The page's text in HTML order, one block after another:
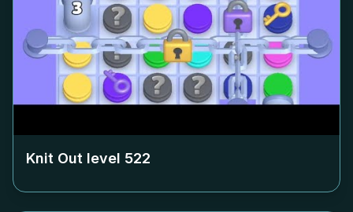
Knit Out level 522